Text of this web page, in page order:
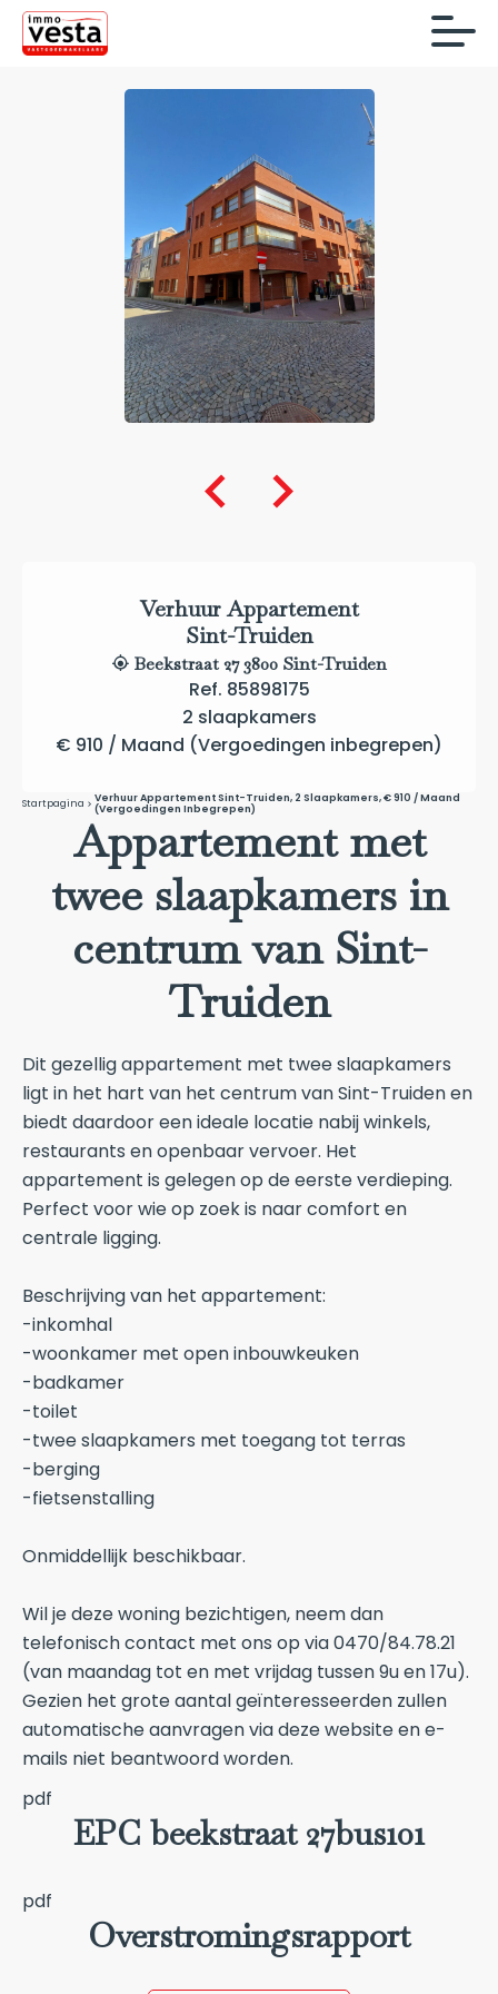
Verhuur Appartement
Sint-Truiden
Beekstraat 27 3800 Sint-Truiden
Ref. 85898175
2 slaapkamers
€ 910 / Maand (Vergoedingen inbegrepen)
Startpagina
Verhuur Appartement Sint-Truiden, 2 Slaapkamers, € 910 / Maand
(Vergoedingen Inbegrepen)
Appartement met
twee slaapkamers in
centrum van Sint-
Truiden
Dit gezellig appartement met twee slaapkamers
ligt in het hart van het centrum van Sint-Truiden en
biedt daardoor een ideale locatie nabij winkels,
restaurants en openbaar vervoer. Het
appartement is gelegen op de eerste verdieping.
Perfect voor wie op zoek is naar comfort en
centrale ligging.
Beschrijving van het appartement:
-inkomhal
-woonkamer met open inbouwkeuken
-badkamer
-toilet
-twee slaapkamers met toegang tot terras
-berging
-fietsenstalling
Onmiddellijk beschikbaar.
Wil je deze woning bezichtigen, neem dan
telefonisch contact met ons op via 0470/84.78.21
(van maandag tot en met vrijdag tussen 9u en 17u).
Gezien het grote aantal geïnteresseerden zullen
automatische aanvragen via deze website en e-
mails niet beantwoord worden.
pdf
EPC beekstraat 27bus101
pdf
Overstromingsrapport